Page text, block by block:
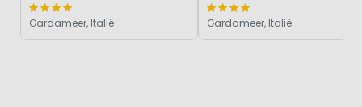
Gardameer, Italië Gardameer, Italië